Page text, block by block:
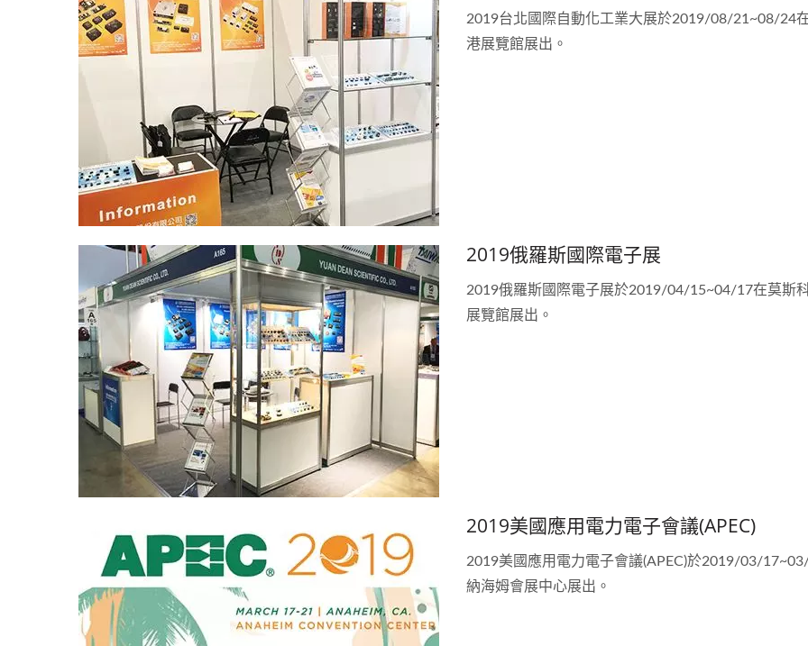
2019台北國際自動化工業大展於2019/08/21~08/24
港展覽館展出。
2019俄羅斯國際電子展
2019俄羅斯國際電子展於2019/04/15~04/17在莫斯
展覽館展出。
2019美國應用電力電子會議(APEC)
2019美國應用電力電子會議(APEC)於2019/03/
納海姆會展中心展出。